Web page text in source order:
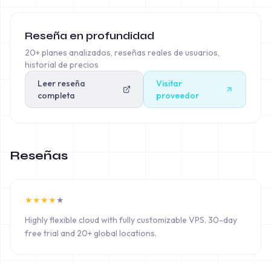
Reseña en profundidad
20+ planes analizados, reseñas reales de usuarios,
historial de precios
Leer reseña
completa
Visitar
proveedor
Reseñas
★★★★★
Highly flexible cloud with fully customizable VPS. 30-day
free trial and 20+ global locations.